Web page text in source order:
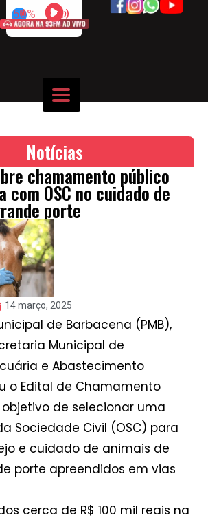
50%
Notícias
chamamento público
com OSC no cuidado de
porte
14 março, 2025
de Barbacena (PMB),
Municipal de
e Abastecimento
o Edital de Chamamento
de selecionar uma
Sociedade Civil (OSC) para
e cuidado de animais de
porte apreendidos em vias
cerca de R$ 100 mil reais na